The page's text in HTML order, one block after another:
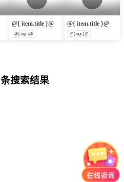
@{ item.title }@
@{ tag }@
@{ item.title }@
@{ tag }@
条搜索结果